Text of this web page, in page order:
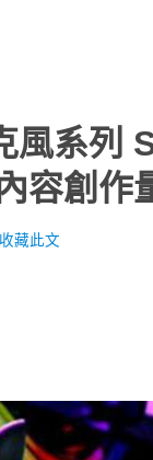
風系列
容創作
收藏此文